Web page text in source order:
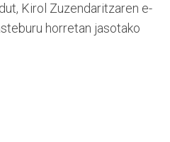
Kirol Zuzendaritzaren e-
horretan jasotako